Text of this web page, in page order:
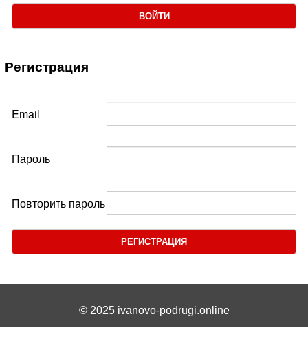
ВОЙТИ
Регистрация
Email
Пароль
Повторить пароль
РЕГИСТРАЦИЯ
© 2025 ivanovo-podrugi.online